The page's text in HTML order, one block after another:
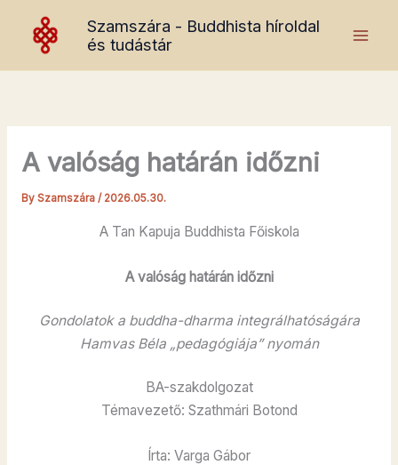
content
Szamszára - Buddhista híroldal
és tudástár
A valóság határán időzni
By Szamszára / 2026.05.30.
A Tan Kapuja Buddhista Főiskola
A valóság határán időzni
Gondolatok a buddha-dharma integrálhatóságára
Hamvas Béla „pedagógiája” nyomán
BA-szakdolgozat
Témavezető: Szathmári Botond
Írta: Varga Gábor